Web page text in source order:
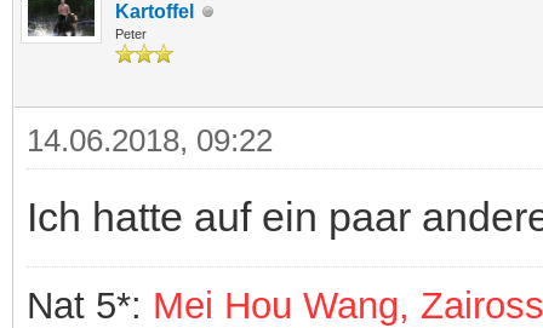
Kartoffel
Peter
14.06.2018, 09:22
Ich hatte auf ein paar
Nat 5*: Mei Hou Wang,